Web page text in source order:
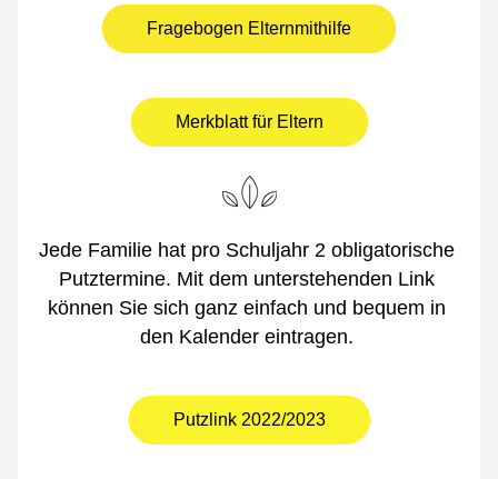
Fragebogen Elternmithilfe
Merkblatt für Eltern
Jede Familie hat pro Schuljahr 2 obligatorische
Putztermine. Mit dem unterstehenden Link
können Sie sich ganz einfach und bequem in
den Kalender eintragen.
Putzlink 2022/2023